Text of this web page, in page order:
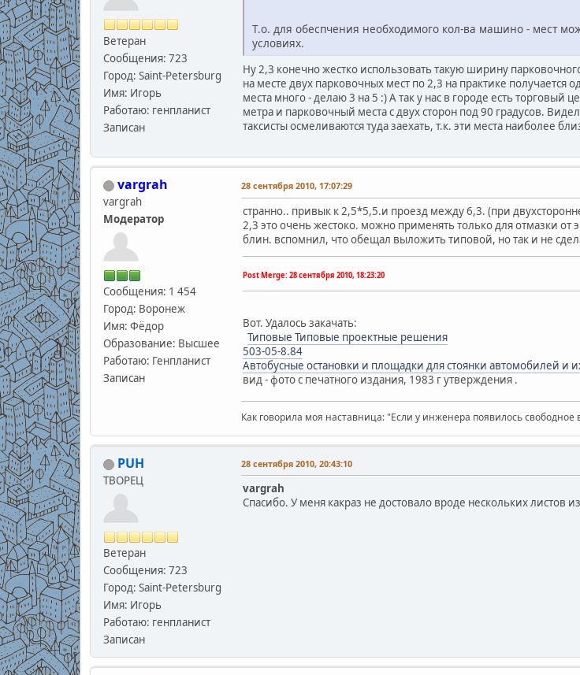
Ветеран
Сообщения: 723
Город: Saint-Petersburg
Имя: Игорь
Работаю: генпланист
Записан
Т.о. для обеспчения необходимого кол-ва машино - мест
условиях.
Ну 2,3 конечно жестко использовать такую ширину
на месте двух парковочных мест по 2,3 на практике
места много - делаю 3 на 5 :) А так у нас в городе есть
метра и парковочный места с двух сторон под 90 градусов.
таксисты осмеливаются туда заехать, т.к. эти места наиболее
vargrah
vargrah
Модератор
Сообщения: 1 454
Город: Воронеж
Имя: Фёдор
Образование: Высшее
Работаю: Генпланист
Записан
28 сентября 2010, 17:07:29
странно.. привык к 2,5*5,5.и проезд между 6,3. (при
2,3 это очень жестоко. можно применять только для отмазки от
блин. вспомнил, что обещал выложить типовой, но так и не
Post Merge: 28 сентября 2010, 18:23:20
Вот. Удалось закачать:
Типовые Типовые проектные решения
503-05-8.84
Автобусные остановки и площадки для стоянки автомобилей и
вид - фото с печатного издания, 1983 г утверждения .
Как говорила моя наставница: "Если у инженера появилось
PUH
ТВОРЕЦ
Ветеран
Сообщения: 723
Город: Saint-Petersburg
Имя: Игорь
Работаю: генпланист
Записан
28 сентября 2010, 20:43:10
vargrah
Спасибо. У меня какраз не достовало вроде нескольких листов